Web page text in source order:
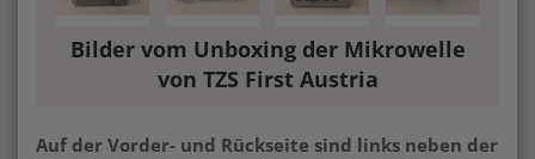
Bilder vom Unboxing der Mikrowelle
von TZS First Austria
Auf der Vorder- und Rückseite sind links neben der